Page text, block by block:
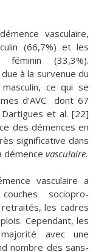
vasculaire,
(66,7%) et les
(33,3%).
à la survenue du
ce qui se
d’AVC dont 67
et al. [22]
des démences en
significative dans
démence vasculaire.
vasculaire a
sociopro-
les cadres
Cependant, les
avec une
nombre des sans-